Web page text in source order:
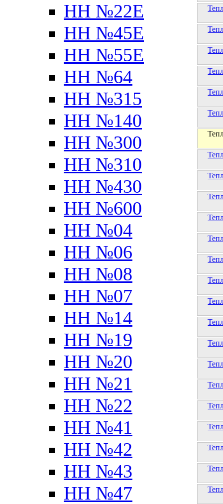
НН №22Е
НН №45Е
НН №55Е
НН №64
НН №315
НН №140
НН №300
НН №310
НН №430
НН №600
НН №04
НН №06
НН №08
НН №07
НН №14
НН №19
НН №20
НН №21
НН №22
НН №41
НН №42
НН №43
НН №47